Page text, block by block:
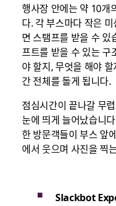
행사장 안에는 약 10개
다. 각 부스마다 작은
면 스탬프를 받을 수 있
프트를 받을 수 있는 구
야 할지, 무엇을 해야
간 전체를 돌게 됩니다.
점심시간이 끝나갈 무
눈에 띄게 늘어났습니
한 방문객들이 부스 앞
에서 웃으며 사진을 찍
Slackbot